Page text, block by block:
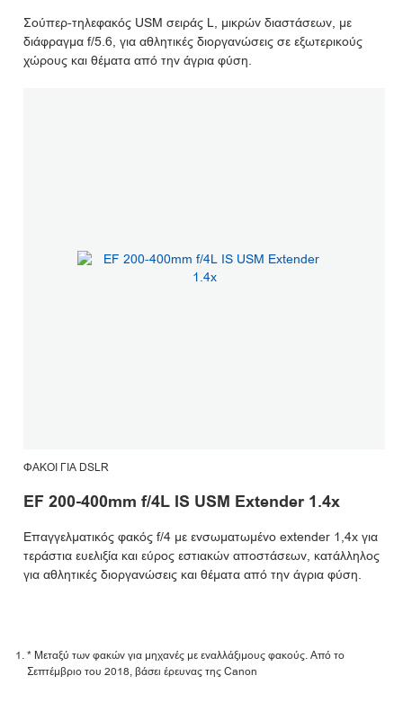
Σούπερ-τηλεφακός USM σειράς L, μικρών διαστάσεων, με
διάφραγμα f/5.6, για αθλητικές διοργανώσεις σε εξωτερικούς
χώρους και θέματα από την άγρια φύση.
ΦΑΚΟΊ ΓΙΑ DSLR
EF 200-400mm f/4L IS USM Extender 1.4x
Επαγγελματικός φακός f/4 με ενσωματωμένο extender 1,4x για
τεράστια ευελιξία και εύρος εστιακών αποστάσεων, κατάλληλος
για αθλητικές διοργανώσεις και θέματα από την άγρια φύση.
* Μεταξύ των φακών για μηχανές με εναλλάξιμους φακούς. Από το
Σεπτέμβριο του 2018, βάσει έρευνας της Canon